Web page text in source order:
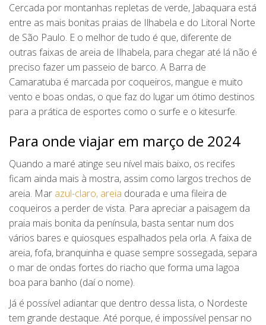
Cercada por montanhas repletas de verde, Jabaquara está
entre as mais bonitas praias de Ilhabela e do Litoral Norte
de São Paulo. E o melhor de tudo é que, diferente de
outras faixas de areia de Ilhabela, para chegar até lá não é
preciso fazer um passeio de barco. A Barra de
Camaratuba é marcada por coqueiros, mangue e muito
vento e boas ondas, o que faz do lugar um ótimo destinos
para a prática de esportes como o surfe e o kitesurfe.
Para onde viajar em março de 2024
Quando a maré atinge seu nível mais baixo, os recifes
ficam ainda mais à mostra, assim como largos trechos de
areia. Mar azul-claro, areia dourada e uma fileira de
coqueiros a perder de vista. Para apreciar a paisagem da
praia mais bonita da península, basta sentar num dos
vários bares e quiosques espalhados pela orla. A faixa de
areia, fofa, branquinha e quase sempre sossegada, separa
o mar de ondas fortes do riacho que forma uma lagoa
boa para banho (daí o nome).
Já é possível adiantar que dentro dessa lista, o Nordeste
tem grande destaque. Até porque, é impossível pensar no